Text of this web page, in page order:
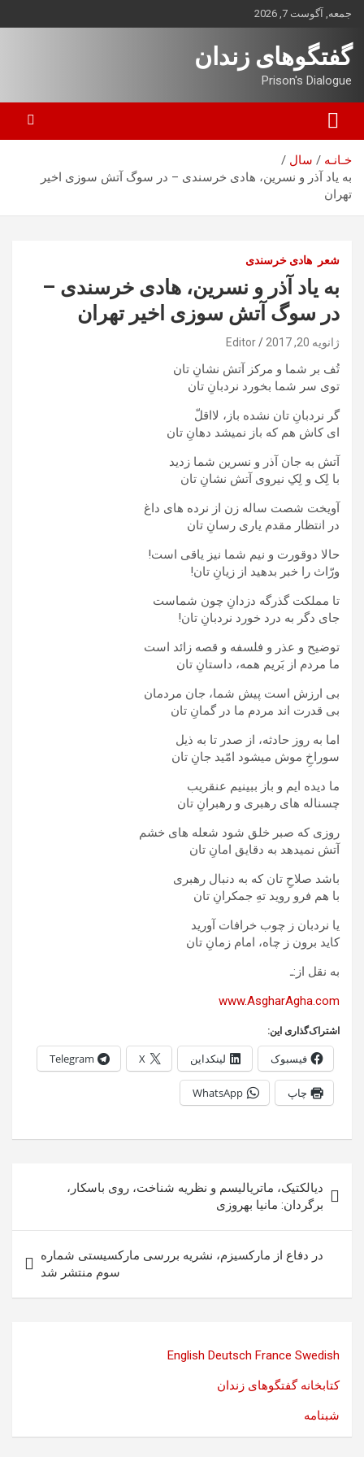
بروید
جمعه, آگوست 7, 2026
گفتگوهای زندان
Prison's Dialogue
خـانـه
سال
به یاد آذر و نسرین، هادی خرسندی – در سوگ آتش سوزی اخیر
تهران
شعر هادی خرسندی
به یاد آذر و نسرین، هادی خرسندی –
در سوگ آتش سوزی اخیر تهران
ژانویه 20, 2017 Editor
تُف بر شما و مرکز آتش نشانِ تان
توی سر شما بخورد نردبانِ تان
گر نردبانِ تان نشده باز، لااقلّ
ای کاش هم که باز نمیشد دهانِ تان
آتش به جان آذر و نسرین شما زدید
با لِک و لِکِ نیروی آتش نشانِ تان
آویخت شصت ساله زن از نرده های داغ
در انتظار مقدم یاری رسانِ تان
حالا دوقورت و نیم شما نیز یاقی است!
ورّاث را خبر بدهید از زیانِ تان!
تا مملکت گذرگه دزدانِ چون شماست
جای دگر به درد خورد نردبانِ تان!
توضیح و عذر و فلسفه و قصه زائد است
ما مردم از بَریم همه، داستانِ تان
بی ارزش است پیش شما، جان مردمان
بی قدرت اند مردم ما در گمانِ تان
اما به روز حادثه، از صدر تا به ذیل
سوراخِ موش میشود امّید جانِ تان
ما دیده ایم و باز ببینیم عنقریب
چسناله های رهبری و رهبرانِ تان
روزی که صبر خلق شود شعله های خشم
آتش نمیدهد به دقایق امانِ تان
باشد صلاحِ تان که به دنبال رهبری
با هم فرو روید تهِ جمکرانِ تان
یا نردبان ز چوب خرافات آورید
کاید برون ز چاه، امام زمانِ تان
به نقل از:ـ
www.AsgharAgha.com
اشتراک‌گذاری این:
فیسبوک لینکداین X
Telegram
چاپ WhatsApp
نوشته
دیالکتیک، ماتریالیسم و نظریه شناخت، روی باسکار،
برگردان: مانیا بهروزی
در دفاع از مارکسيزم، نشريه بررسی مارکسيستی شماره
سوم منتشر شد
English Deutsch France Swedish
کتابخانه گفتگوهای زندان
شبنامه